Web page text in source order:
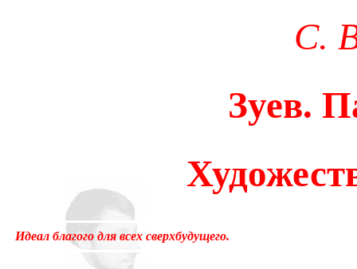
достаточно, чтоб
что не понятно.Прошу
«подсознательный» в
надо было писать
менять в тысячах мест,
С.
Зуев.
Идеал благого для всех сверхбудущего.